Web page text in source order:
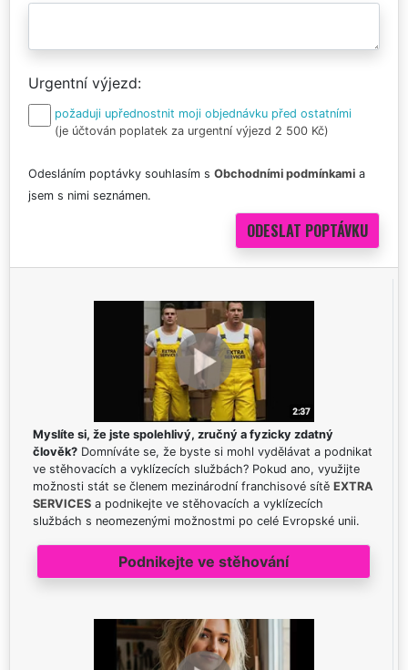
Urgentní výjezd
požaduji upřednostnit moji objednávku před ostatními
(je účtován poplatek za urgentní výjezd 2 500 Kč)
Odesláním poptávky souhlasím s Obchodními podmínkami a
jsem s nimi seznámen.
Myslíte si, že jste spolehlivý, zručný a fyzicky zdatný
člověk? Domníváte se, že byste si mohl vydělávat a podnikat
ve stěhovacích a vyklízecích službách? Pokud ano, využijte
možnosti stát se členem mezinárodní franchisové sítě EXTRA
SERVICES a podnikejte ve stěhovacích a vyklízecích
službách s neomezenými možnostmi po celé Evropské unii.
Podnikejte ve stěhování